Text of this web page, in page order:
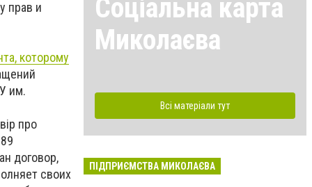
прав и
которому
им.
про
договор,
своих
Соціальна карта
Миколаєва
Всі матеріали тут
ПІДПРИЄМСТВА МИКОЛАЄВА